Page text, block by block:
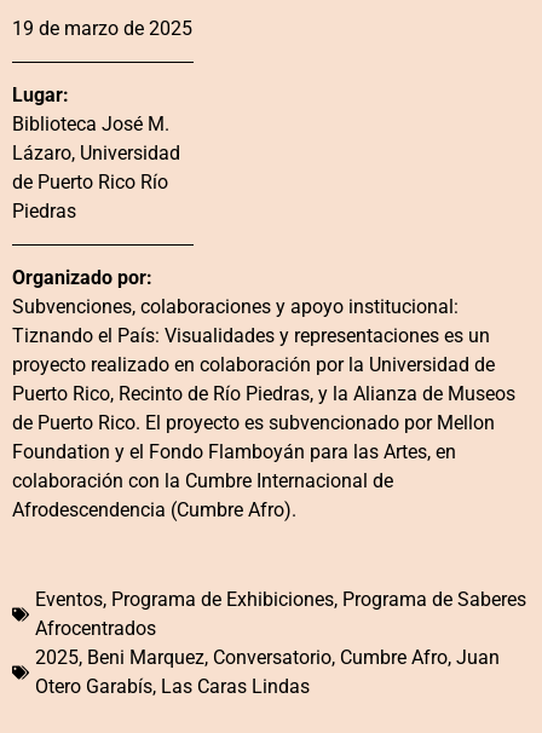
19 de marzo de 2025
Lugar:
Biblioteca José M.
Lázaro, Universidad
de Puerto Rico Río
Piedras
Organizado por:
Subvenciones, colaboraciones y apoyo institucional:
Tiznando el País: Visualidades y representaciones es un
proyecto realizado en colaboración por la Universidad de
Puerto Rico, Recinto de Río Piedras, y la Alianza de Museos
de Puerto Rico. El proyecto es subvencionado por Mellon
Foundation y el Fondo Flamboyán para las Artes, en
colaboración con la Cumbre Internacional de
Afrodescendencia (Cumbre Afro).
Eventos, Programa de Exhibiciones, Programa de Saberes
Afrocentrados
2025, Beni Marquez, Conversatorio, Cumbre Afro, Juan
Otero Garabís, Las Caras Lindas